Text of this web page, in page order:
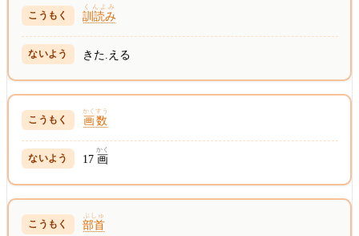
訓読み
くんよみ
きた.える
画数
かくすう
17 画
かく
部首
ぶしゅ